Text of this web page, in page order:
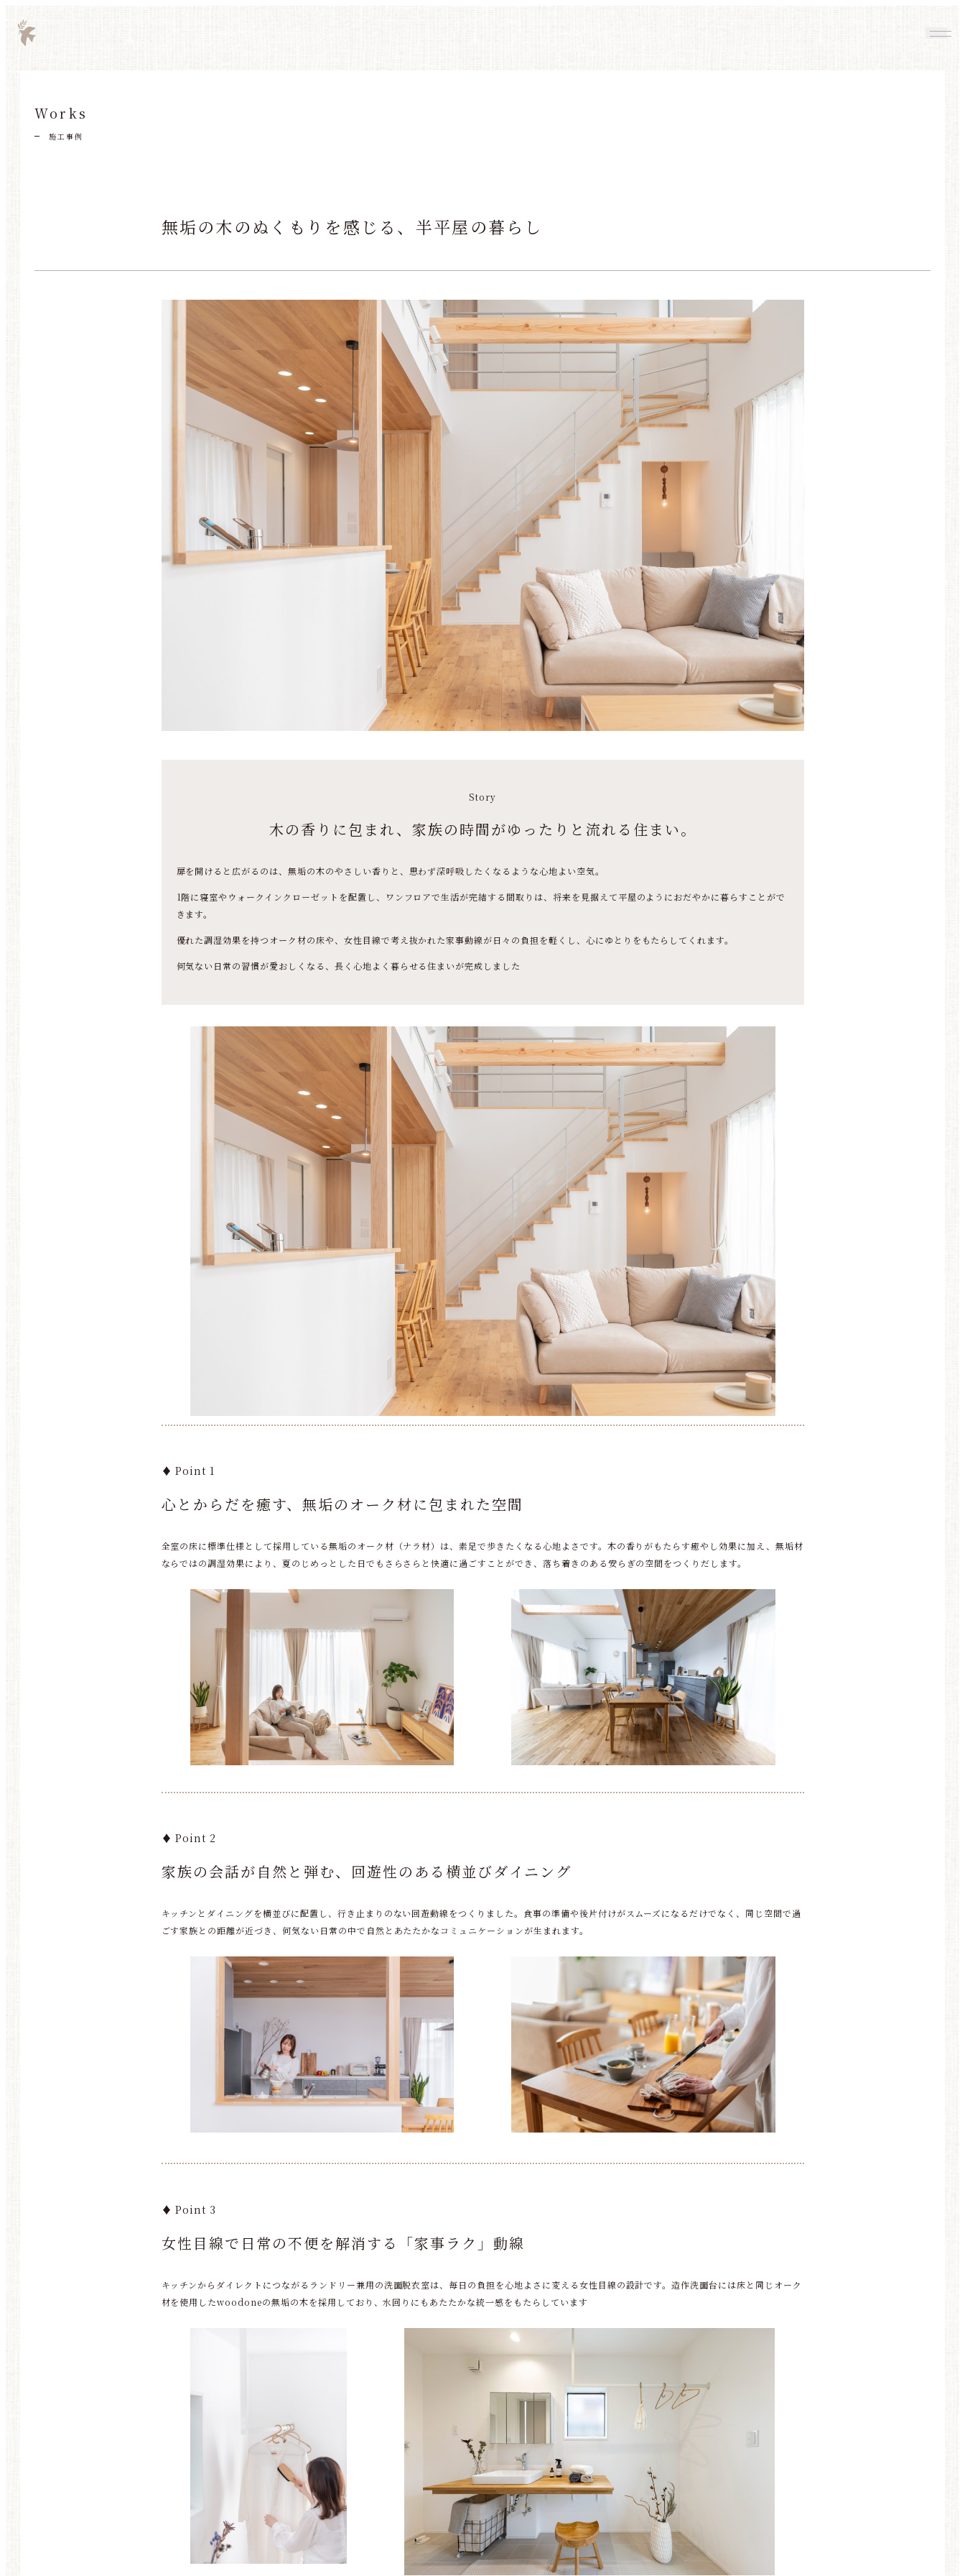
Works
施工事例
無垢の木のぬくもりを感じる、半平屋の暮らし
Story
木の香りに包まれ、家族の時間がゆったりと流れる住まい。
扉を開けると広がるのは、無垢の木のやさしい香りと、思わず深呼吸したくなるような心地よい空気。
1階に寝室やウォークインクローゼットを配置し、ワンフロアで生活が完結する間取りは、将来を見据えて平屋のようにおだやかに暮らすことがで
きます。
優れた調湿効果を持つオーク材の床や、女性目線で考え抜かれた家事動線が日々の負担を軽くし、心にゆとりをもたらしてくれます。
何気ない日常の習慣が愛おしくなる、長く心地よく暮らせる住まいが完成しました
♦ Point 1
心とからだを癒す、無垢のオーク材に包まれた空間
全室の床に標準仕様として採用している無垢のオーク材（ナラ材）は、素足で歩きたくなる心地よさです。木の香りがもたらす癒やし効果に加え、無垢材
ならではの調湿効果により、夏のじめっとした日でもさらさらと快適に過ごすことができ、落ち着きのある安らぎの空間をつくりだします。
♦ Point 2
家族の会話が自然と弾む、回遊性のある横並びダイニング
キッチンとダイニングを横並びに配置し、行き止まりのない回遊動線をつくりました。食事の準備や後片付けがスムーズになるだけでなく、同じ空間で過
ごす家族との距離が近づき、何気ない日常の中で自然とあたたかなコミュニケーションが生まれます。
♦ Point 3
女性目線で日常の不便を解消する「家事ラク」動線
キッチンからダイレクトにつながるランドリー兼用の洗面脱衣室は、毎日の負担を心地よさに変える女性目線の設計です。造作洗面台には床と同じオーク
材を使用したwoodoneの無垢の木を採用しており、水回りにもあたたかな統一感をもたらしています